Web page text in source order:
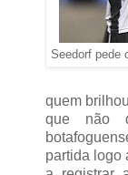
Seedorf pede
quem
que não
partida logo